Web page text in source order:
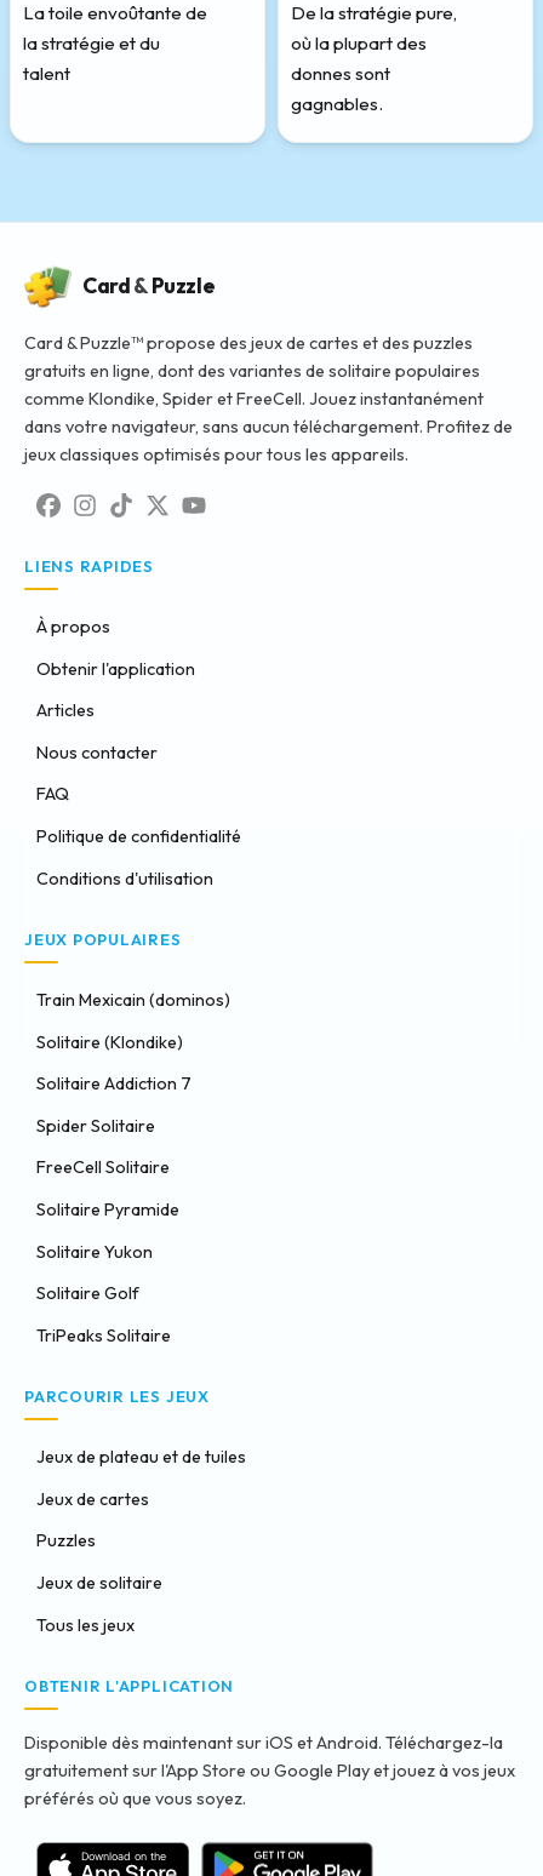
La toile envoûtante de
la stratégie et du
talent
De la stratégie pure,
où la plupart des
donnes sont
gagnables.
Card&Puzzle
Card & Puzzle™ propose des jeux de cartes et des puzzles
gratuits en ligne, dont des variantes de solitaire populaires
comme Klondike, Spider et FreeCell. Jouez instantanément
dans votre navigateur, sans aucun téléchargement. Profitez de
jeux classiques optimisés pour tous les appareils.
LIENS RAPIDES
À propos
Obtenir l'application
Articles
Nous contacter
FAQ
Politique de confidentialité
Conditions d'utilisation
JEUX POPULAIRES
Train Mexicain (dominos)
Solitaire (Klondike)
Solitaire Addiction 7
Spider Solitaire
FreeCell Solitaire
Solitaire Pyramide
Solitaire Yukon
Solitaire Golf
TriPeaks Solitaire
PARCOURIR LES JEUX
Jeux de plateau et de tuiles
Jeux de cartes
Puzzles
Jeux de solitaire
Tous les jeux
OBTENIR L'APPLICATION
Disponible dès maintenant sur iOS et Android. Téléchargez-la
gratuitement sur l'App Store ou Google Play et jouez à vos jeux
préférés où que vous soyez.